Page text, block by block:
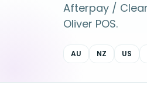
Afterpay /
Oliver POS.
AU NZ US